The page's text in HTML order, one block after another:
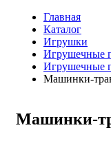
Главная
Каталог
Игрушки
Игрушечные
Игрушечные
Машинки-
Машинки-